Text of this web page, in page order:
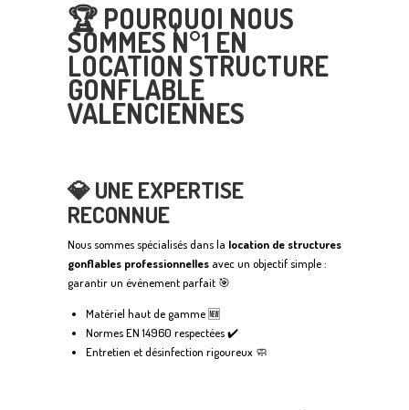
🏆 POURQUOI NOUS
SOMMES N°1 EN
LOCATION STRUCTURE
GONFLABLE
VALENCIENNES
💎 UNE EXPERTISE
RECONNUE
Nous sommes spécialisés dans la location de structures
gonflables professionnelles avec un objectif simple :
garantir un événement parfait 🎯
Matériel haut de gamme 🆕
Normes EN 14960 respectées ✔️
Entretien et désinfection rigoureux 🧼